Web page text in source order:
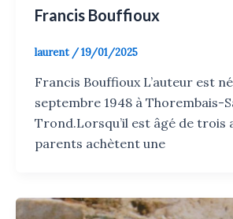
Francis Bouffioux
laurent /19/01/2025
Francis Bouffioux L’auteur est né
septembre 1948 à Thorembais-
Trond.Lorsqu’il est âgé de trois
parents achètent une